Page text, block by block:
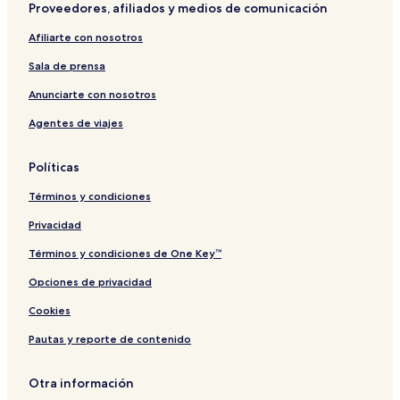
t
f
l
d
n
z
c
h
t
o
d
o
e
z
e
h
M
o
s
e
l
e
r
r
a
e
S
m
o
n
t
o
s
e
l
a
Proveedores, afiliados y medios de comunicación
Afiliarte con nosotros
Sala de prensa
Anunciarte con nosotros
Agentes de viajes
Políticas
Términos y condiciones
Privacidad
Términos y condiciones de One Key™
Opciones de privacidad
Cookies
Pautas y reporte de contenido
Otra información